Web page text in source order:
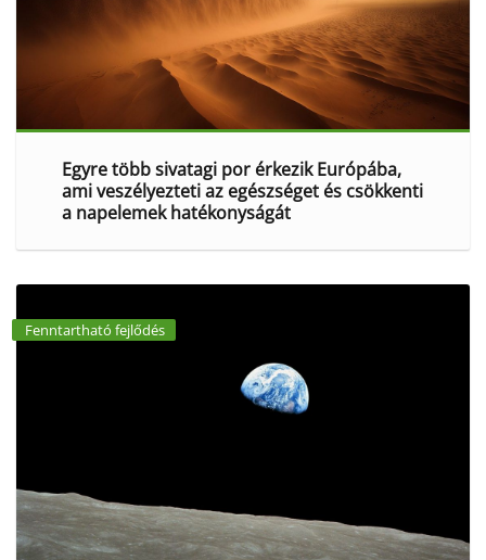
Egyre több sivatagi por érkezik Európába,
ami veszélyezteti az egészséget és csökkenti
a napelemek hatékonyságát
Fenntartható fejlődés